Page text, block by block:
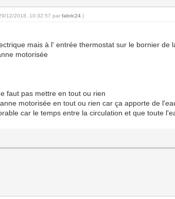
12/2018, 10:32:57 parfabric24 .)
mais à l' entrée thermostat sur le bornier de
motorisée
faut pas mettre en tout ou rien
motorisée en tout ou rien car ça apporte de
car le temps entre la circulation et que toute